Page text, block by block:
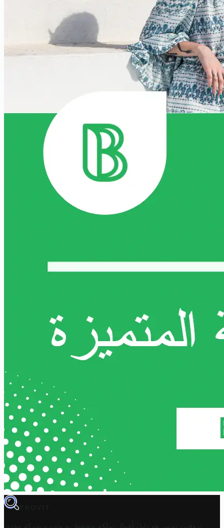
TROVIT
تروفيت تونس هو دليل أعمال تملكه وتحتفظ به وتديره شركة مخزن